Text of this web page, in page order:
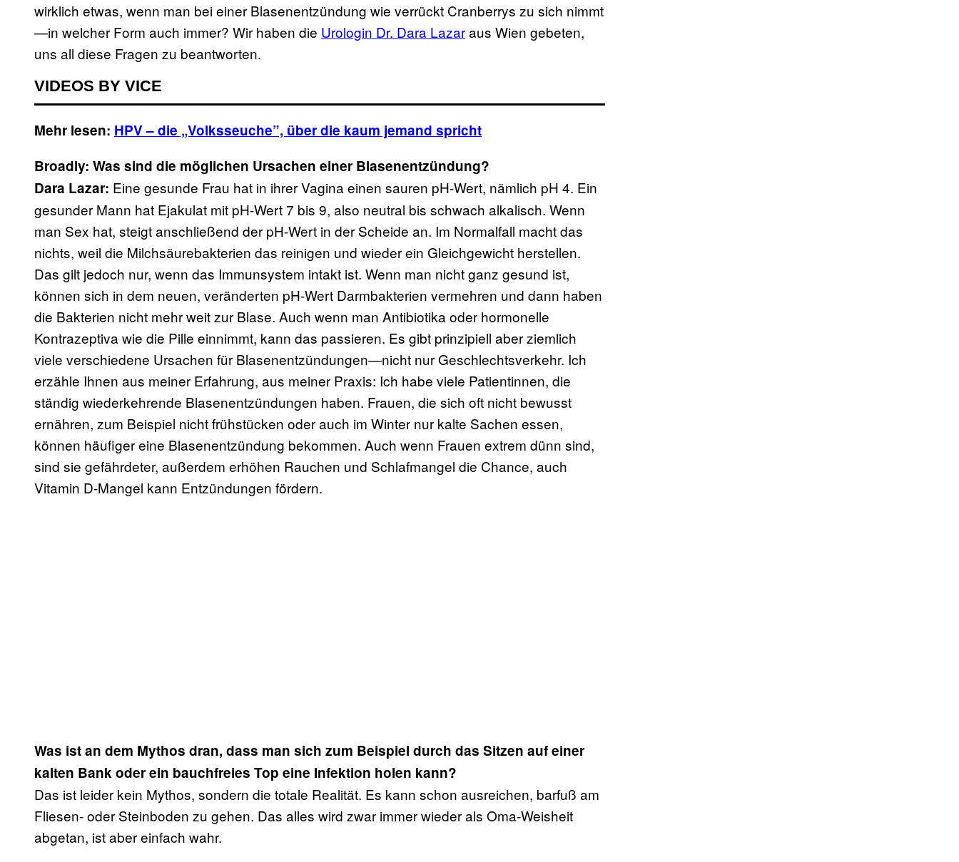
wirklich etwas, wenn man bei einer Blasenentzündung wie verrückt Cranberrys zu sich nimmt
—in welcher Form auch immer? Wir haben die Urologin Dr. Dara Lazaraus Wien gebeten,
uns all diese Fragen zu beantworten.
VIDEOS BY VICE
Mehr lesen: HPV – die „Volksseuche”, über die kaum jemand spricht
Broadly: Was sind die möglichen Ursachen einer Blasenentzündung?
Dara Lazar: Eine gesunde Frau hat in ihrer Vagina einen sauren pH-Wert, nämlich pH 4. Ein
gesunder Mann hat Ejakulat mit pH-Wert 7 bis 9, also neutral bis schwach alkalisch. Wenn
man Sex hat, steigt anschließend der pH-Wert in der Scheide an. Im Normalfall macht das
nichts, weil die Milchsäurebakterien das reinigen und wieder ein Gleichgewicht herstellen.
Das gilt jedoch nur, wenn das Immunsystem intakt ist. Wenn man nicht ganz gesund ist,
können sich in dem neuen, veränderten pH-Wert Darmbakterien vermehren und dann haben
die Bakterien nicht mehr weit zur Blase. Auch wenn man Antibiotika oder hormonelle
Kontrazeptiva wie die Pille einnimmt, kann das passieren. Es gibt prinzipiell aber ziemlich
viele verschiedene Ursachen für Blasenentzündungen—nicht nur Geschlechtsverkehr. Ich
erzähle Ihnen aus meiner Erfahrung, aus meiner Praxis: Ich habe viele Patientinnen, die
ständig wiederkehrende Blasenentzündungen haben. Frauen, die sich oft nicht bewusst
ernähren, zum Beispiel nicht frühstücken oder auch im Winter nur kalte Sachen essen,
können häufiger eine Blasenentzündung bekommen. Auch wenn Frauen extrem dünn sind,
sind sie gefährdeter, außerdem erhöhen Rauchen und Schlafmangel die Chance, auch
Vitamin D-Mangel kann Entzündungen fördern.
Was ist an dem Mythos dran, dass man sich zum Beispiel durch das Sitzen auf einer
kalten Bank oder ein bauchfreies Top eine Infektion holen kann?
Das ist leider kein Mythos, sondern die totale Realität. Es kann schon ausreichen, barfuß am
Fliesen- oder Steinboden zu gehen. Das alles wird zwar immer wieder als Oma-Weisheit
abgetan, ist aber einfach wahr.